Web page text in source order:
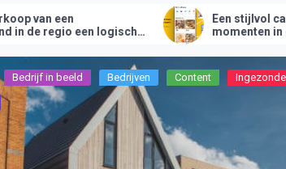
Een stijlvol cadeau voor zomerse
momenten in de gemeente Medemblik
Medemblik Musea